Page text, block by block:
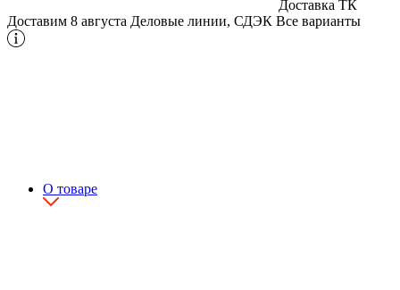
Доставка ТК
Доставим 8 августа Деловые линии, СДЭК Все варианты
О товаре